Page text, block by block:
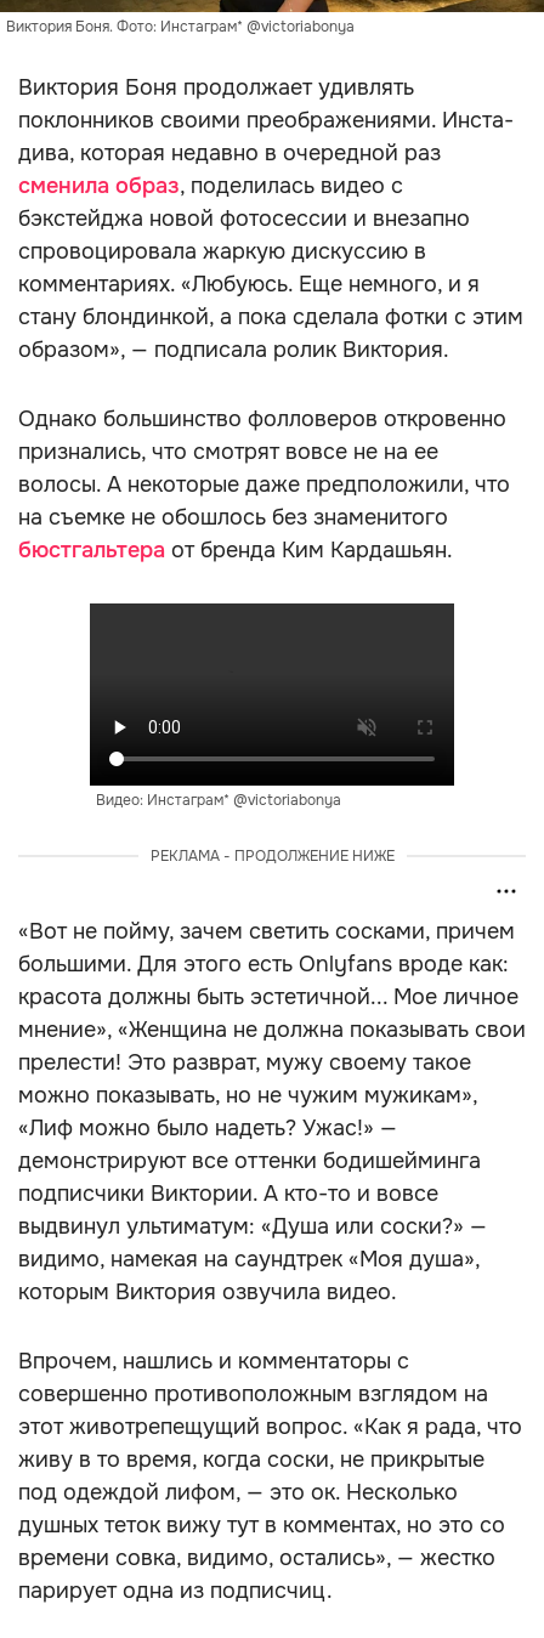
Виктория Боня. Фото: Инстаграм* @victoriabonya
Виктория Боня продолжает удивлять
поклонников своими преображениями. Инста-
дива, которая недавно в очередной раз
сменила образ, поделилась видео с
бэкстейджа новой фотосессии и внезапно
спровоцировала жаркую дискуссию в
комментариях. «Любуюсь. Еще немного, и я
стану блондинкой, а пока сделала фотки с этим
образом», — подписала ролик Виктория.
Однако большинство фолловеров откровенно
признались, что смотрят вовсе не на ее
волосы. А некоторые даже предположили, что
на съемке не обошлось без знаменитого
бюстгальтера от бренда Ким Кардашьян.
Видео: Инстаграм* @victoriabonya
РЕКЛАМА - ПРОДОЛЖЕНИЕ НИЖЕ
«Вот не пойму, зачем светить сосками, причем
большими. Для этого есть Onlyfans вроде как:
красота должны быть эстетичной... Мое личное
мнение», «Женщина не должна показывать свои
прелести! Это разврат, мужу своему такое
можно показывать, но не чужим мужикам»,
«Лиф можно было надеть? Ужас!» —
демонстрируют все оттенки бодишейминга
подписчики Виктории. А кто-то и вовсе
выдвинул ультиматум: «Душа или соски?» —
видимо, намекая на саундтрек «Моя душа»,
которым Виктория озвучила видео.
Впрочем, нашлись и комментаторы с
совершенно противоположным взглядом на
этот животрепещущий вопрос. «Как я рада, что
живу в то время, когда соски, не прикрытые
под одеждой лифом, — это ок. Несколько
душных теток вижу тут в комментах, но это со
времени совка, видимо, остались», — жестко
парирует одна из подписчиц.